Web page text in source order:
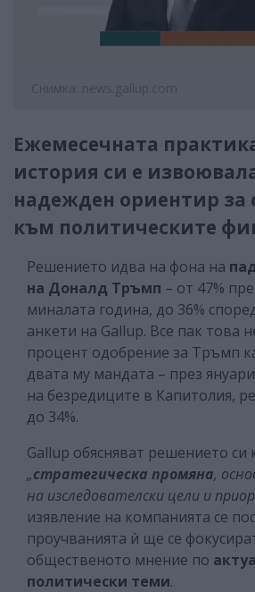
Снимка: news.gallup.com
Ежемесечната
история си е
надежден ориентир за
към политическите
Решението идва на фона на
на Доналд Тръмп – от 47%
миналата година, до 36%
анкети на Gallup. Все пак това
процент одобрение за Тръмп
двата му мандата – през
на безредиците в Капитолия,
до 34%.
Gallup обясняват решението си
„стратегическа промяна,
на изследователски цели и
изявление на компанията се
проучванията ѝ ще се
общественото мнение по
политически теми.